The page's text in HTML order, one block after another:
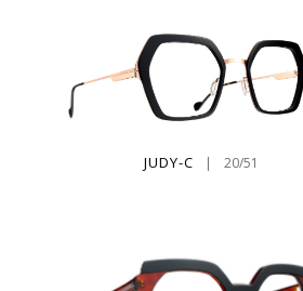
JUDY-C | 20/51